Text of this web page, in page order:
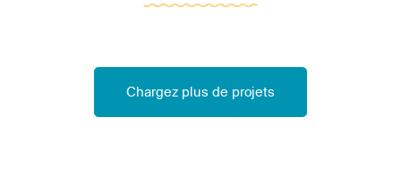
Chargez plus de projets